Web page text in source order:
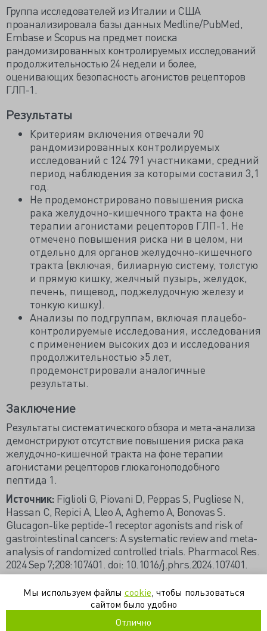
Группа исследователей из Италии и США
проанализировала базы данных Medline/PubMed,
Embase и Scopus на предмет поиска
рандомизированных контролируемых исследований
продолжительностью 24 недели и более,
оценивающих безопасность агонистов рецепторов
ГЛП-1.
Результаты
Критериям включения отвечали 90
рандомизированных контролируемых
исследований с 124 791 участниками, средний
период наблюдения за которыми составил 3,1
год.
Не продемонстрировано повышения риска
рака желудочно-кишечного тракта на фоне
терапии агонистами рецепторов ГЛП-1. Не
отмечено повышения риска ни в целом, ни
отдельно для органов желудочно-кишечного
тракта (включая, билиарную систему, толстую
и прямую кишку, желчный пузырь, желудок,
печень, пищевод, поджелудочную железу и
тонкую кишку).
Анализы по подгруппам, включая плацебо-
контролируемые исследования, исследования
с применением высоких доз и исследования
продолжительностью ≥5 лет,
продемонстрировали аналогичные
результаты.
Заключение
Результаты систематического обзора и мета-анализа
демонстрируют отсутствие повышения риска рака
желудочно-кишечной тракта на фоне терапии
агонистами рецепторов глюкагоноподобного
пептида 1.
Источник: Figlioli G, Piovani D, Peppas S, Pugliese N,
Hassan C, Repici A, Lleo A, Aghemo A, Bonovas S.
Glucagon-like peptide-1 receptor agonists and risk of
gastrointestinal cancers: A systematic review and meta-
analysis of randomized controlled trials. Pharmacol Res.
2024 Sep 7;208:107401. doi: 10.1016/j.phrs.2024.107401.
онкология
Мы используем файлы cookie , чтобы пользоваться
сайтом было удобно
Отлично